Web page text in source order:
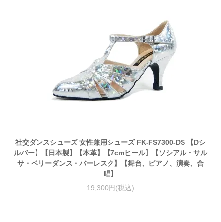
社交ダンスシューズ 女性兼用シューズ FK-FS7300-DS 【Dシ
ルバー】【日本製】【本革】【7cmヒール】【ソシアル・サル
サ・ベリーダンス・バーレスク】【舞台、ピアノ、演奏、合
唱】
19,300円(税込)